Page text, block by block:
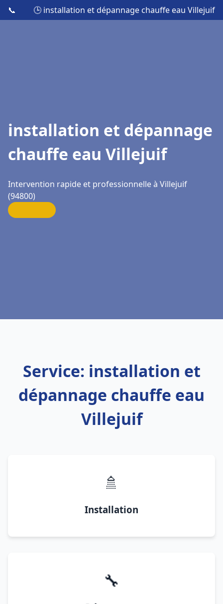
📞 🕒 installation et dépannage chauffe eau Villejuif
installation et dépannage
chauffe eau Villejuif
Intervention rapide et professionnelle à Villejuif
(94800)
Service: installation et
dépannage chauffe eau
Villejuif
🚿
Installation
🔧